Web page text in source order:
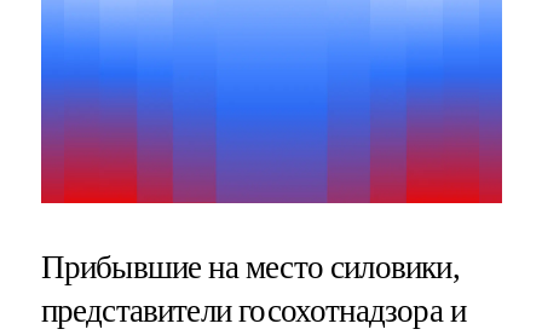
Прибывшие на место силовики,
представители госохотнадзора и